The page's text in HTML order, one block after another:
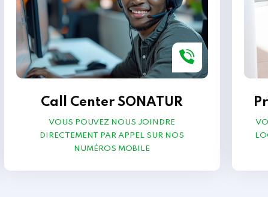
Call Center SONATUR
VOUS POUVEZ NOUS JOINDRE
DIRECTEMENT PAR APPEL SUR NOS
NUMÉROS MOBILE